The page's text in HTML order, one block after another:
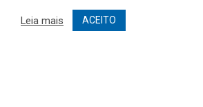
Leia mais ACEITO